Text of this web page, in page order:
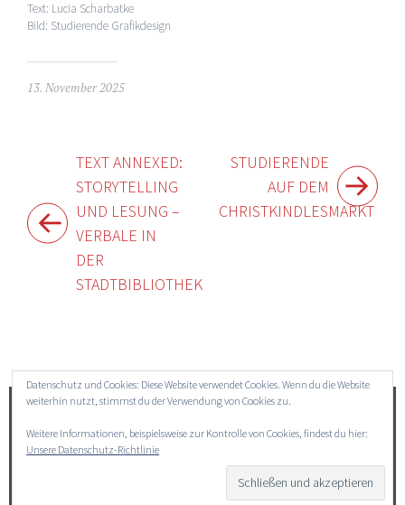
Text: Lucia Scharbatke
Bild: Studierende Grafikdesign
13. November 2025
Beitragsnavigation
TEXT ANNEXED:
STORYTELLING
UND LESUNG –
VERBALE IN
DER
STADTBIBLIOTHEK
STUDIERENDE
AUF DEM
CHRISTKINDLESMARKT
Suchen
nach:
Datenschutz und Cookies: Diese Website verwendet Cookies. Wenn du die Website
weiterhin nutzt, stimmst du der Verwendung von Cookies zu.
Weitere Informationen, beispielsweise zur Kontrolle von Cookies, findest du hier:
Unsere Datenschutz-Richtlinie